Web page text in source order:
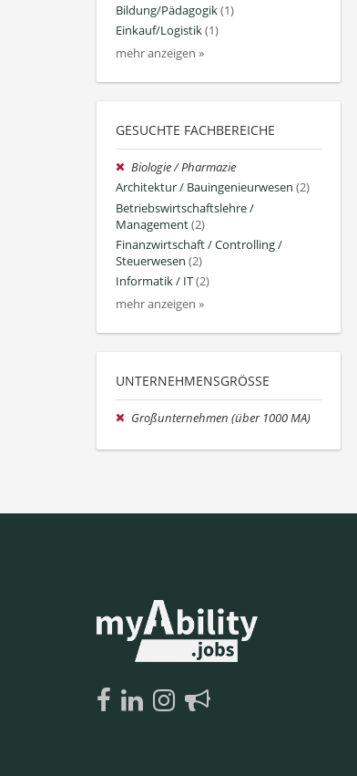
Bildung/Pädagogik(1)
Einkauf/Logistik(1)
mehr anzeigen »
GESUCHTE FACHBEREICHE
Biologie / Pharmazie
Architektur / Bauingenieurwesen (2)
Betriebswirtschaftslehre /
Management(2)
Finanzwirtschaft / Controlling /
Steuerwesen (2)
Informatik / IT(2)
mehr anzeigen »
UNTERNEHMENSGRÖSSE
Großunternehmen (über 1000 MA)